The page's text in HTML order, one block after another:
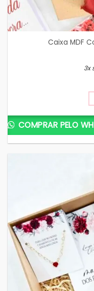
Caixa MDF
3x
COMPRAR PELO